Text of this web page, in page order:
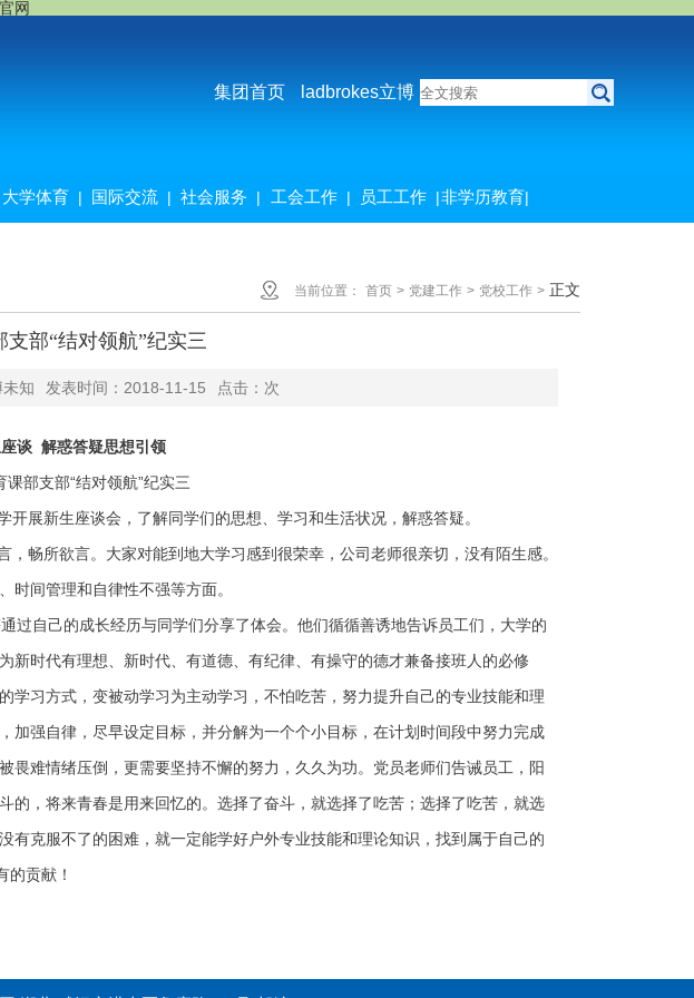
网
集团首页 ladbrokes立博
大学体育 | 国际交流 | 社会服务 | 工会工作 | 员工工作 |非学历教育|
当前位置： 首页 > 党建工作 > 党校工作 > 正文
支部“结对领航”纪实三
知 发表时间：2018-11-15 点击： 次
谈 解惑答疑思想引领
部支部“结对领航”纪实三
展新生座谈会，了解同学们的思想、学习和生活状况，解惑答疑。
畅所欲言。大家对能到地大学习感到很荣幸，公司老师很亲切，没有陌生感。
时间管理和自律性不强等方面。
自己的成长经历与同学们分享了体会。他们循循善诱地告诉员工们，大学的
新时代有理想、新时代、有道德、有纪律、有操守的德才兼备接班人的必修
学习方式，变被动学习为主动学习，不怕吃苦，努力提升自己的专业技能和理
加强自律，尽早设定目标，并分解为一个个小目标，在计划时间段中努力完成
畏难情绪压倒，更需要坚持不懈的努力，久久为功。党员老师们告诫员工，阳
的，将来青春是用来回忆的。选择了奋斗，就选择了吃苦；选择了吃苦，就选
有克服不了的困难，就一定能学好户外专业技能和理论知识，找到属于自己的
的贡献！